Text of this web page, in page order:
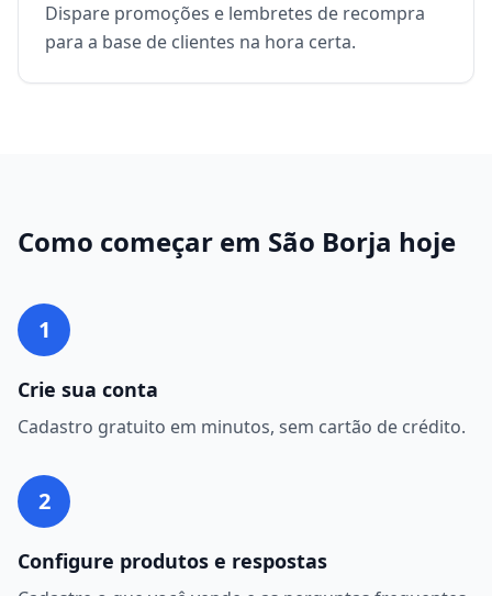
Dispare promoções e lembretes de recompra
para a base de clientes na hora certa.
Como começar em São Borja hoje
1
Crie sua conta
Cadastro gratuito em minutos, sem cartão de crédito.
2
Configure produtos e respostas